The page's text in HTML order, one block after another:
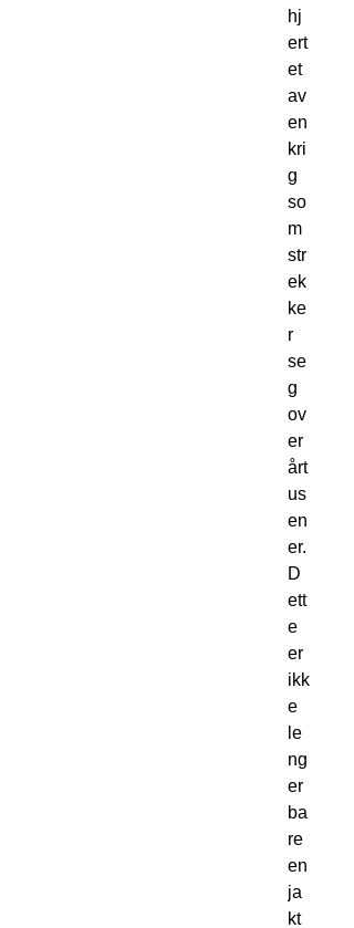
hj
ert
et
av
en
kri
g
so
m
str
ek
ke
r
se
g
ov
er
årt
us
en
er.
D
ett
e
er
ikk
e
le
ng
er
ba
re
en
ja
kt